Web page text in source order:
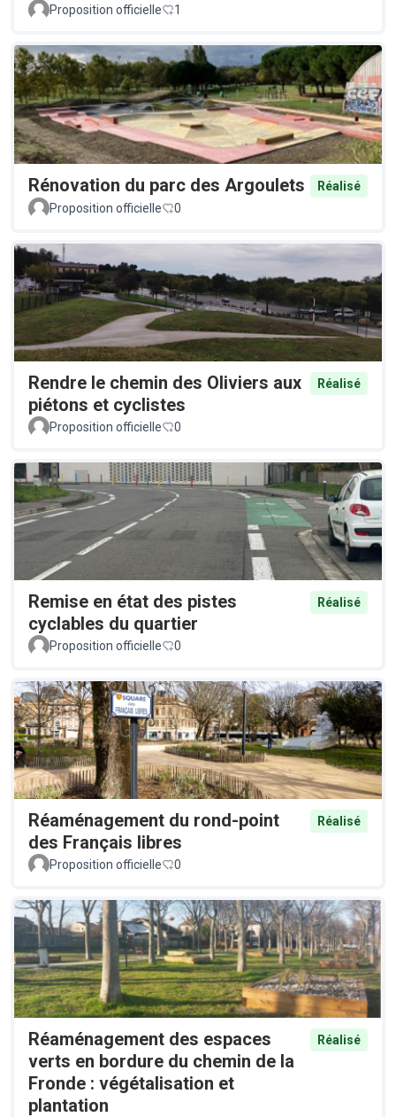
Proposition officielle 1
Rénovation du parc des Argoulets
Réalisé
Proposition officielle
0
Rendre le chemin des Oliviers aux
piétons et cyclistes
Réalisé
Proposition officielle 0
Remise en état des pistes
cyclables du quartier
Réalisé
Proposition officielle 0
Réaménagement du rond-point
des Français libres
Réalisé
Proposition officielle 0
Réaménagement des espaces
verts en bordure du chemin de la
Fronde : végétalisation et
plantation
Réalisé